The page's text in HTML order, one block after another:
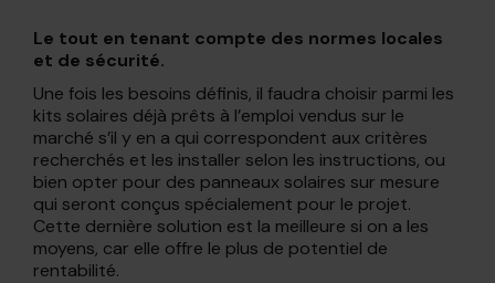
Le tout en tenant compte des normes locales
et de sécurité.
Une fois les besoins définis, il faudra choisir parmi les
kits solaires déjà prêts à l’emploi vendus sur le
marché s’il y en a qui correspondent aux critères
recherchés et les installer selon les instructions, ou
bien opter pour des panneaux solaires sur mesure
qui seront conçus spécialement pour le projet.
Cette dernière solution est la meilleure si on a les
moyens, car elle offre le plus de potentiel de
rentabilité.